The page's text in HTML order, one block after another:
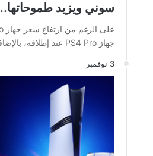
سوني ويزيد طموحاتها..
جهاز PS4 Pro عند إطلاقه، بالإضافة إلى عدم امتلاكه…
3 نوفمبر